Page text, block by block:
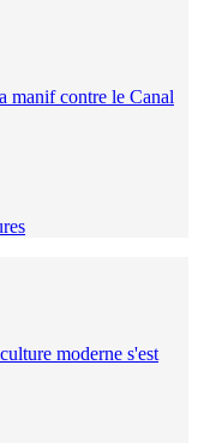
manif contre le Canal
moderne s'est